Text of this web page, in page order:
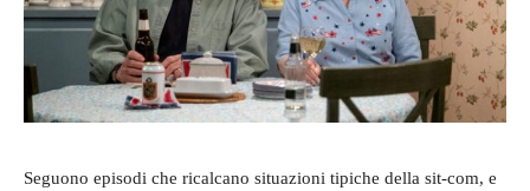
Seguono episodi che ricalcano situazioni tipiche della sit-com, e